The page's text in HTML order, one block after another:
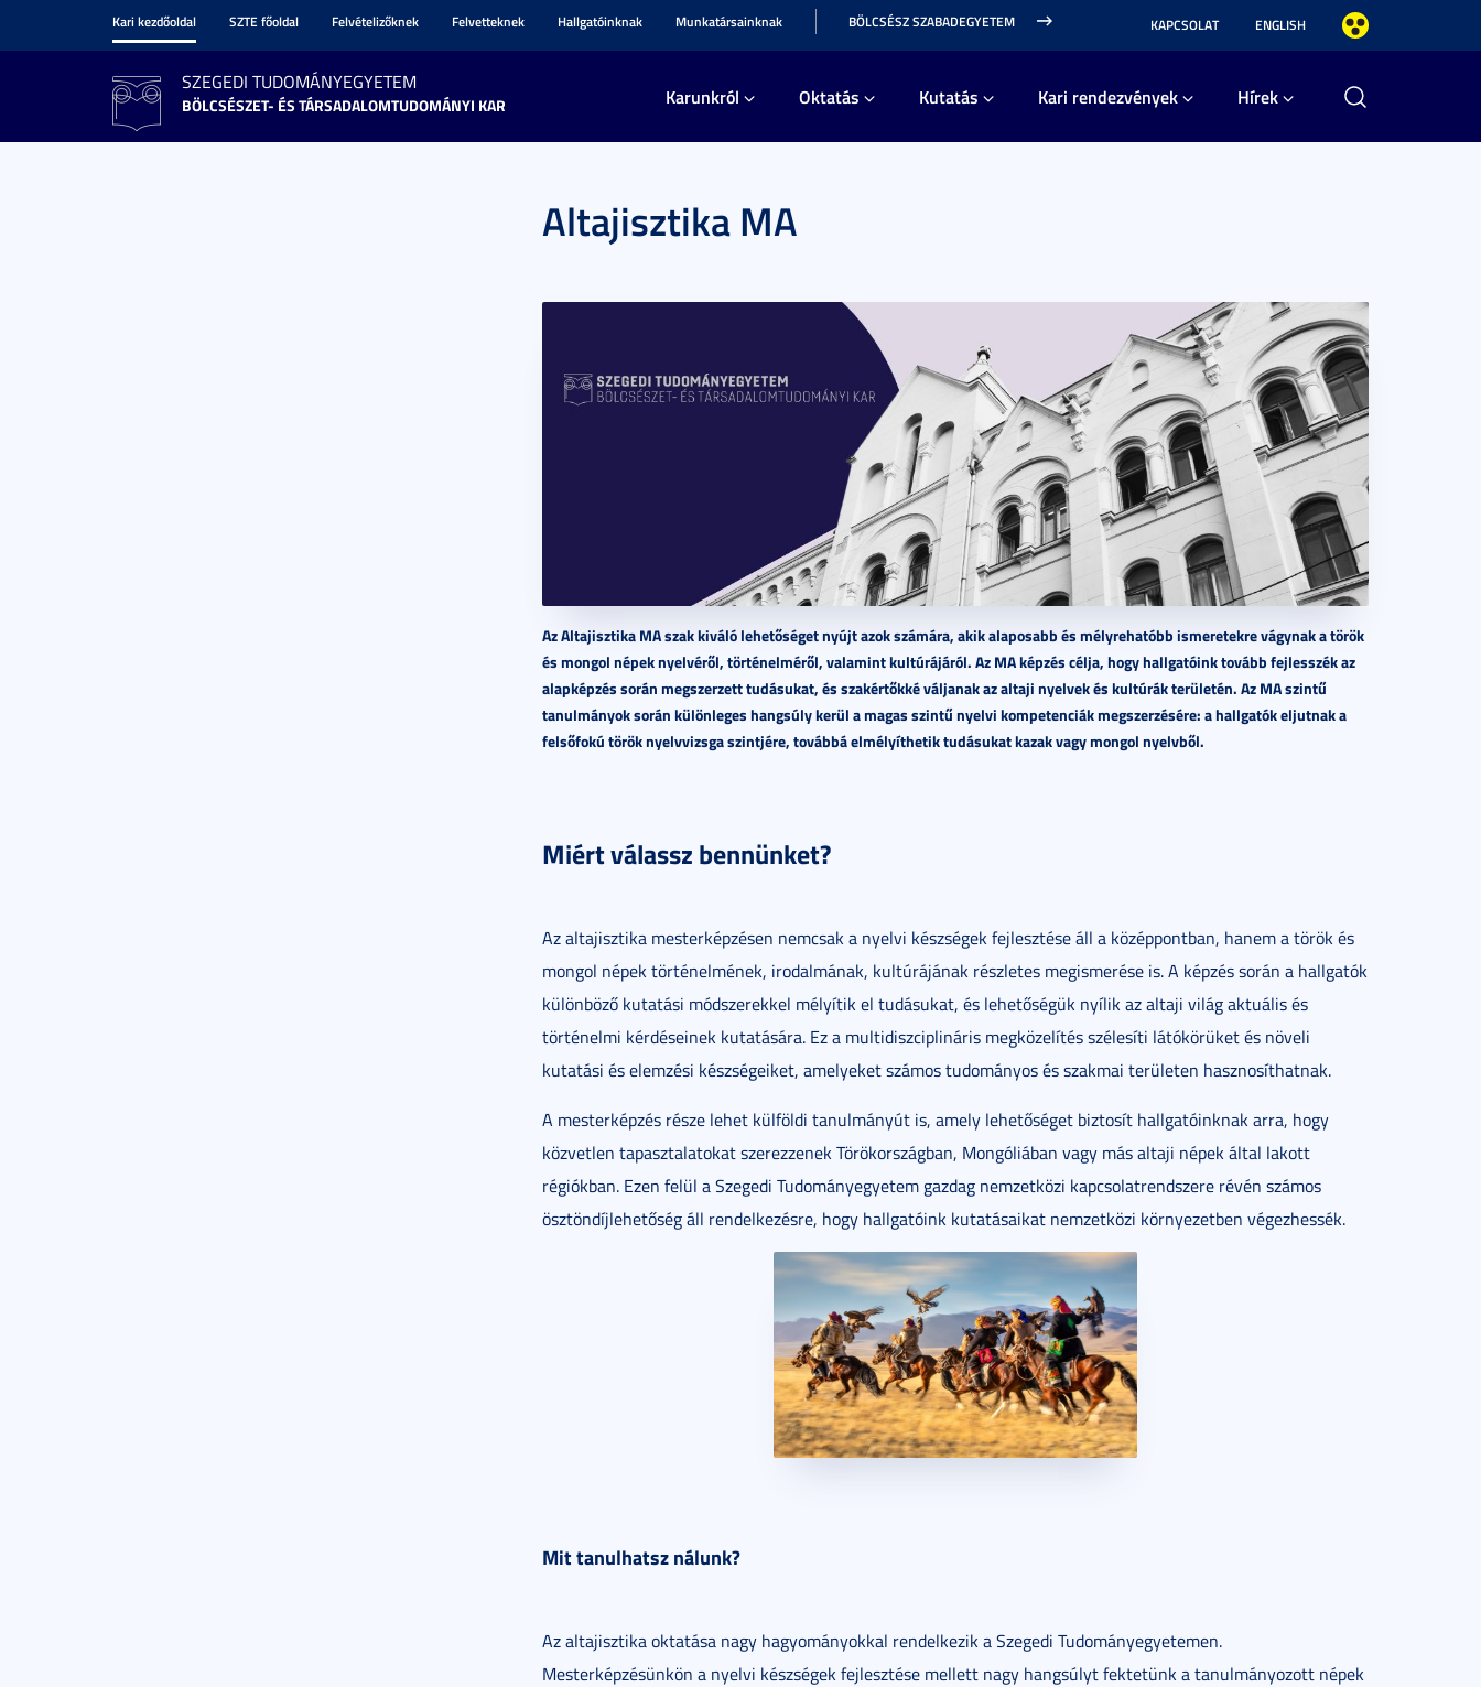
Kari kezdőoldal SZTE főoldal Felvételizőknek Felvetteknek Hallgatóinknak Munkatársainknak BÖLCSÉSZ SZABADEGYETEM KAPCSOLAT ENGLISH
SZEGEDI TUDOMÁNYEGYETEM
BÖLCSÉSZET- ÉS TÁRSADALOMTUDOMÁNYI KAR Karunkról Oktatás Kutatás Kari rendezvények Hírek
Altajisztika MA
Az Altajisztika MA szak kiváló lehetőséget nyújt azok számára, akik alaposabb és mélyrehatóbb ismeretekre vágynak a török
és mongol népek nyelvéről, történelméről, valamint kultúrájáról. Az MA képzés célja, hogy hallgatóink tovább fejlesszék az
alapképzés során megszerzett tudásukat, és szakértőkké váljanak az altaji nyelvek és kultúrák területén. Az MA szintű
tanulmányok során különleges hangsúly kerül a magas szintű nyelvi kompetenciák megszerzésére: a hallgatók eljutnak a
felsőfokú török nyelvvizsga szintjére, továbbá elmélyíthetik tudásukat kazak vagy mongol nyelvből.
Miért válassz bennünket?
Az altajisztika mesterképzésen nemcsak a nyelvi készségek fejlesztése áll a középpontban, hanem a török és
mongol népek történelmének, irodalmának, kultúrájának részletes megismerése is. A képzés során a hallgatók
különböző kutatási módszerekkel mélyítik el tudásukat, és lehetőségük nyílik az altaji világ aktuális és
történelmi kérdéseinek kutatására. Ez a multidiszciplináris megközelítés szélesíti látókörüket és növeli
kutatási és elemzési készségeiket, amelyeket számos tudományos és szakmai területen hasznosíthatnak.
A mesterképzés része lehet külföldi tanulmányút is, amely lehetőséget biztosít hallgatóinknak arra, hogy
közvetlen tapasztalatokat szerezzenek Törökországban, Mongóliában vagy más altaji népek által lakott
régiókban. Ezen felül a Szegedi Tudományegyetem gazdag nemzetközi kapcsolatrendszere révén számos
ösztöndíjlehetőség áll rendelkezésre, hogy hallgatóink kutatásaikat nemzetközi környezetben végezhessék.
Mit tanulhatsz nálunk?
Az altajisztika oktatása nagy hagyományokkal rendelkezik a Szegedi Tudományegyetemen.
Mesterképzésünkön a nyelvi készségek fejlesztése mellett nagy hangsúlyt fektetünk a tanulmányozott népek